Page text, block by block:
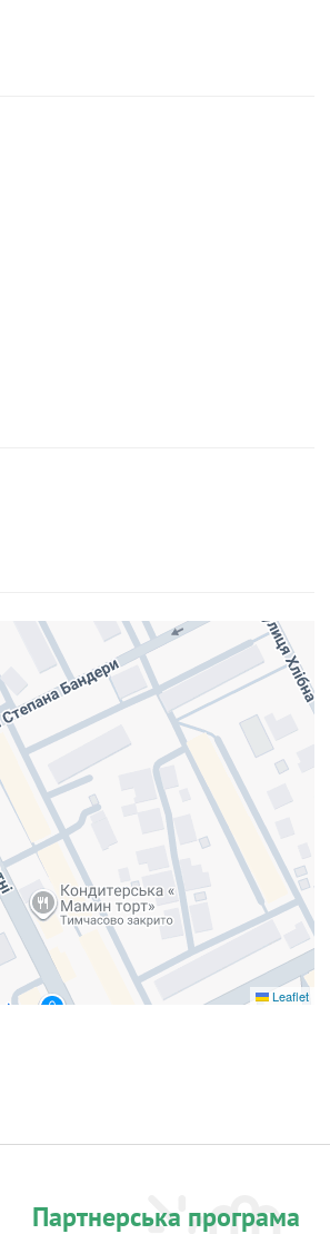
Leaflet
Партнерська програма